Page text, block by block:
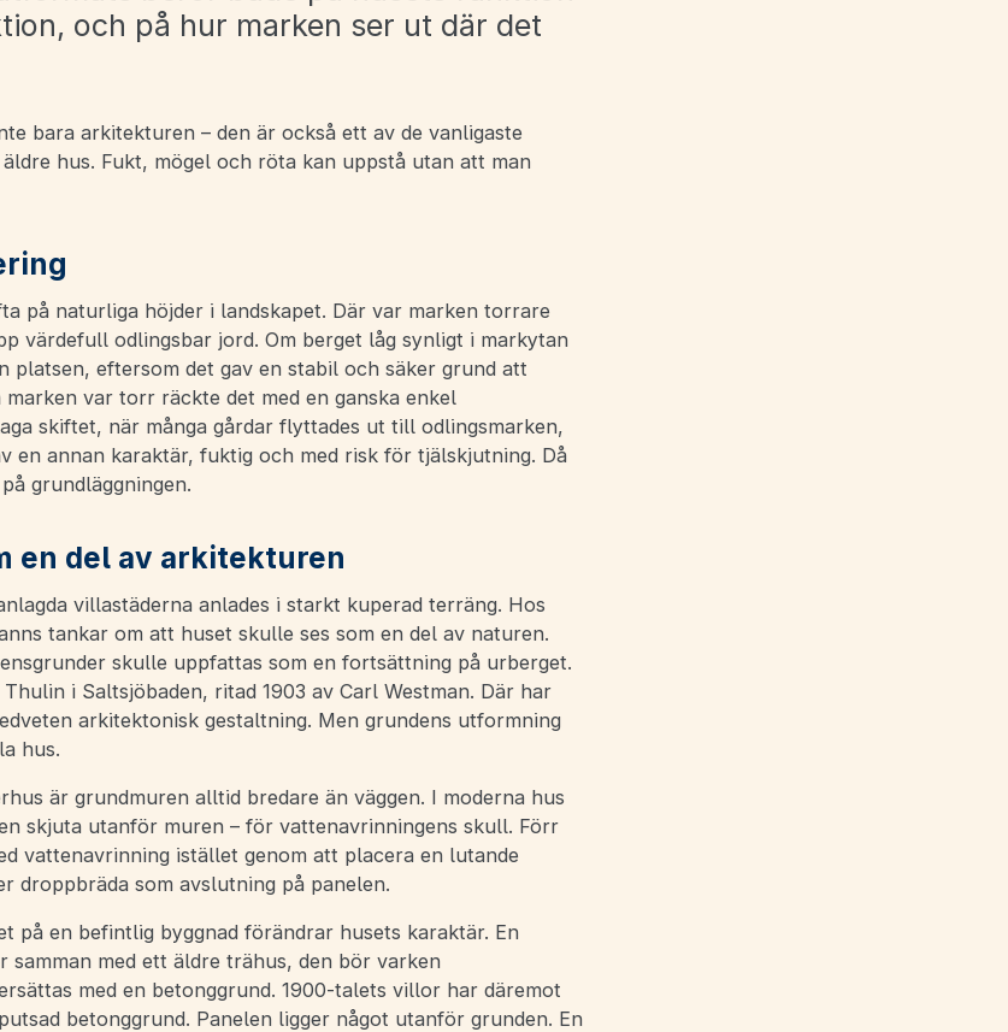
och på hur marken ser ut där det
bara arkitekturen – den är också ett av de vanligaste
hus. Fukt, mögel och röta kan uppstå utan att man
på naturliga höjder i landskapet. Där var marken torrare
värdefull odlingsbar jord. Om berget låg synligt i markytan
platsen, eftersom det gav en stabil och säker grund att
var torr räckte det med en ganska enkel
skiftet, när många gårdar flyttades ut till odlingsmarken,
en annan karaktär, fuktig och med risk för tjälskjutning. Då
grundläggningen.
en del av arkitekturen
villastäderna anlades i starkt kuperad terräng. Hos
tankar om att huset skulle ses som en del av naturen.
skulle uppfattas som en fortsättning på urberget.
i Saltsjöbaden, ritad 1903 av Carl Westman. Där har
arkitektonisk gestaltning. Men grundens utformning
hus.
är grundmuren alltid bredare än väggen. I moderna hus
skjuta utanför muren – för vattenavrinningens skull. Förr
vattenavrinning istället genom att placera en lutande
droppbräda som avslutning på panelen.
på en befintlig byggnad förändrar husets karaktär. En
samman med ett äldre trähus, den bör varken
med en betonggrund. 1900-talets villor har däremot
betonggrund. Panelen ligger något utanför grunden. En